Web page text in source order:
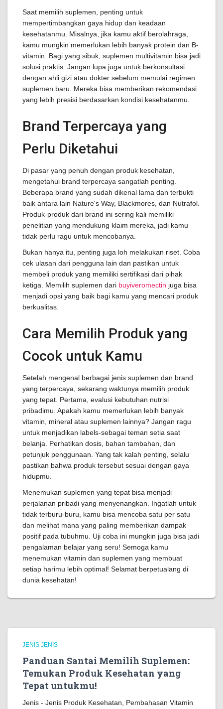
Saat memilih suplemen, penting untuk
mempertimbangkan gaya hidup dan keadaan
kesehatanmu. Misalnya, jika kamu aktif berolahraga,
kamu mungkin memerlukan lebih banyak protein dan B-
vitamin. Bagi yang sibuk, suplemen multivitamin bisa jadi
solusi praktis. Jangan lupa juga untuk berkonsultasi
dengan ahli gizi atau dokter sebelum memulai regimen
suplemen baru. Mereka bisa memberikan rekomendasi
yang lebih presisi berdasarkan kondisi kesehatanmu.
Brand Terpercaya yang
Perlu Diketahui
Di pasar yang penuh dengan produk kesehatan,
mengetahui brand terpercaya sangatlah penting.
Beberapa brand yang sudah dikenal lama dan terbukti
baik antara lain Nature's Way, Blackmores, dan Nutrafol.
Produk-produk dari brand ini sering kali memiliki
penelitian yang mendukung klaim mereka, jadi kamu
tidak perlu ragu untuk mencobanya.
Bukan hanya itu, penting juga loh melakukan riset. Coba
cek ulasan dari pengguna lain dan pastikan untuk
membeli produk yang memiliki sertifikasi dari pihak
ketiga. Memilih suplemen dari buyiveromectin juga bisa
menjadi opsi yang baik bagi kamu yang mencari produk
berkualitas.
Cara Memilih Produk yang
Cocok untuk Kamu
Setelah mengenal berbagai jenis suplemen dan brand
yang terpercaya, sekarang waktunya memilih produk
yang tepat. Pertama, evalusi kebutuhan nutrisi
pribadimu. Apakah kamu memerlukan lebih banyak
vitamin, mineral atau suplemen lainnya? Jangan ragu
untuk menjadikan labels-sebagai teman setia saat
belanja. Perhatikan dosis, bahan tambahan, dan
petunjuk penggunaan. Yang tak kalah penting, selalu
pastikan bahwa produk tersebut sesuai dengan gaya
hidupmu.
Menemukan suplemen yang tepat bisa menjadi
perjalanan pribadi yang menyenangkan. Ingatlah untuk
tidak terburu-buru, kamu bisa mencoba satu per satu
dan melihat mana yang paling memberikan dampak
positif pada tubuhmu. Uji coba ini mungkin juga bisa jadi
pengalaman belajar yang seru! Semoga kamu
menemukan vitamin dan suplemen yang membuat
setiap harimu lebih optimal! Selamat berpetualang di
dunia kesehatan!
JENIS JENIS
Panduan Santai Memilih Suplemen:
Temukan Produk Kesehatan yang
Tepat untukmu!
Jenis - Jenis Produk Kesehatan, Pembahasan Vitamin